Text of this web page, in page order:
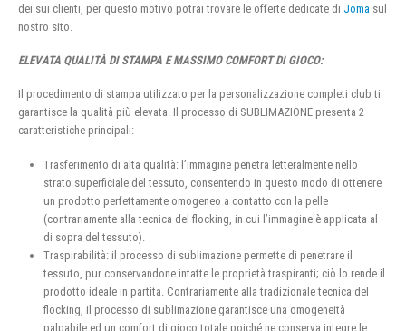
dei sui clienti, per questo motivo potrai trovare le offerte dedicate di Joma sul
nostro sito.
ELEVATA QUALITÀ DI STAMPA E MASSIMO COMFORT DI GIOCO:
Il procedimento di stampa utilizzato per la personalizzazione completi club ti
garantisce la qualità più elevata. Il processo di SUBLIMAZIONE presenta 2
caratteristiche principali:
Trasferimento di alta qualità: l’immagine penetra letteralmente nello
strato superficiale del tessuto, consentendo in questo modo di ottenere
un prodotto perfettamente omogeneo a contatto con la pelle
(contrariamente alla tecnica del flocking, in cui l’immagine è applicata al
di sopra del tessuto).
Traspirabilità: il processo di sublimazione permette di penetrare il
tessuto, pur conservandone intatte le proprietà traspiranti; ciò lo rende il
prodotto ideale in partita. Contrariamente alla tradizionale tecnica del
flocking, il processo di sublimazione garantisce una omogeneità
palpabile ed un comfort di gioco totale poiché ne conserva integre le